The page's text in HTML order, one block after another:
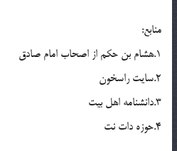
منابع:
1.هشام بن حکم از اصحاب امام صادق
2.سایت راسخون
3.دانشنامه اهل بیت
4.حوزه دات نت